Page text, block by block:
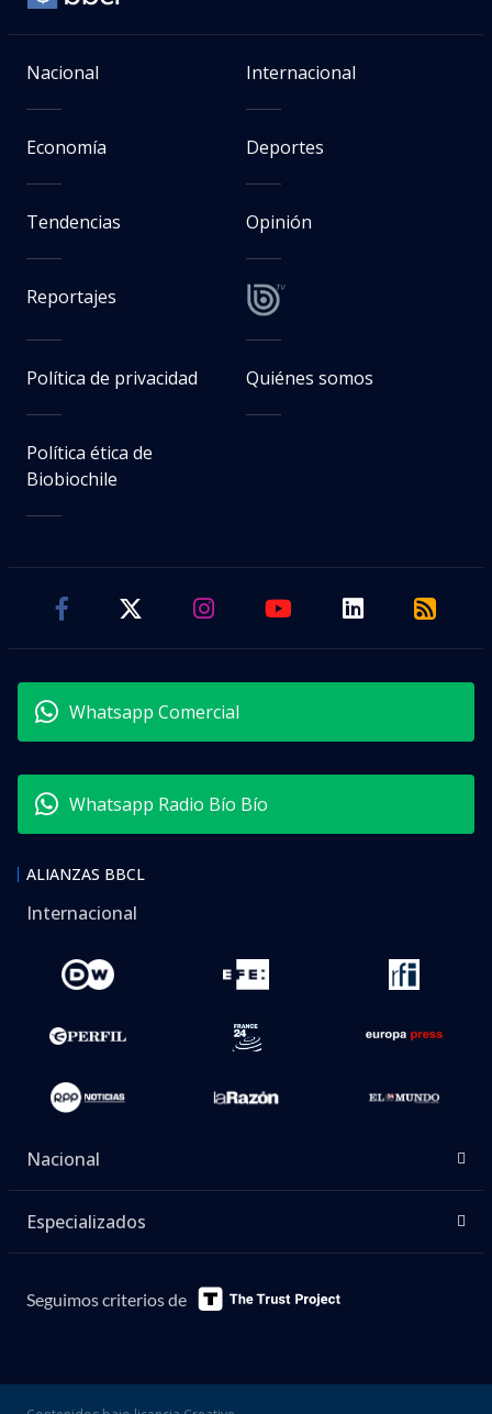
Nacional Internacional
Economía Deportes
Tendencias Opinión
Reportajes
Política de privacidad Quiénes somos
Política ética de
Biobiochile
Whatsapp Comercial
Whatsapp Radio Bío Bío
ALIANZAS BBCL
Internacional
Nacional
Especializados
Seguimos criterios de